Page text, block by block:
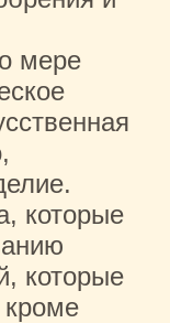
мере
которые
которые